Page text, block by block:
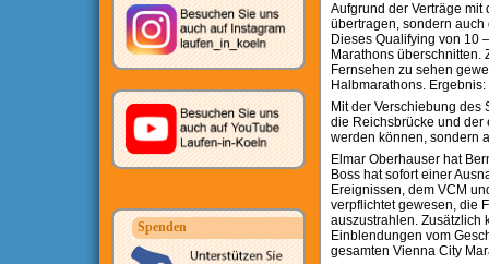
Spenden
Aufgrund der Verträge mit
übertragen, sondern
Dieses Qualifying von 10
Marathons überschnitten.
Fernsehen zu sehen
Halbmarathons.
Mit der Verschiebung des
die Reichsbrücke und der
werden können, sondern
Elmar Oberhauser hat
Boss hat sofort einer
Ereignissen, dem VCM
verpflichtet gewesen, die
auszustrahlen. Zusätzlich
Einblendungen vom
gesamten Vienna City